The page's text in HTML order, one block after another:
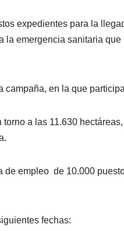
expedientes para la
la emergencia sanitaria
en la que
a las 11.630
de empleo de 10.000
fechas: